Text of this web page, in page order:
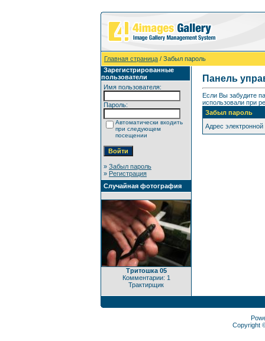
Главная страница / Забыл пароль
Зарегистрированные
пользователи
Имя пользователя:
Пароль:
Автоматически входить
при следующем
посещении
» Забыл пароль
» Регистрация
Случайная фотография
Тритошка 05
Комментарии: 1
Трактирщик
Панель
Если Вы забудите
использовали при
Забыл пароль
Адрес
Copyright